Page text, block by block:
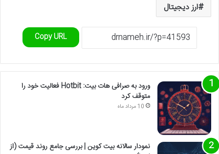
ارز دیجیتال
Copy URL
ورود به صرافی هات بیت: Hotbit فعالیت خود را
متوقف کرد
10 مرداد ماه
نمودار سالانه بیت کوین | بررسی جامع روند قیمت (از